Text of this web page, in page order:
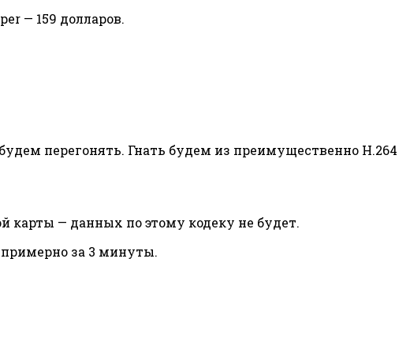
— 159 долларов.
перегонять. Гнать будем из преимущественно H.264
карты — данных по этому кодеку не будет.
примерно за 3 минуты.